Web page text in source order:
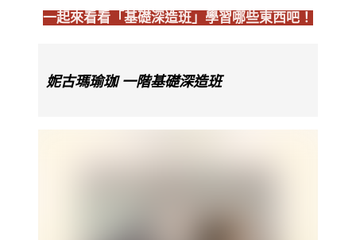
一起來看看「基礎深造班」學習哪些東西吧！
妮古瑪瑜珈 一階基礎深造班